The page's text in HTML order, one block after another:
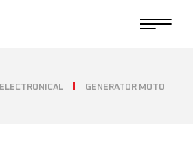
ELECTRONICAL GENERATOR MOTO